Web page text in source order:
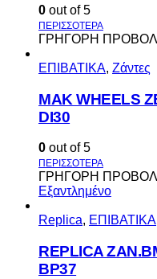
0 out of 5
ΓΡΗΓΟΡΗ
ΕΠΙΒΑΤΙΚΑ, Ζάντες
MAK WHEELS
DI30
0 out of 5
ΓΡΗΓΟΡΗ
Εξαντλημένο
Replica, ΕΠΙΒΑΤΙΚΑ
REPLICA
BP37